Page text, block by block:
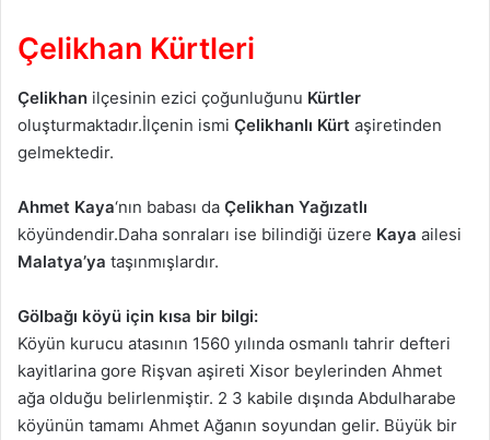
Çelikhan Kürtleri
Çelikhan ilçesinin ezici çoğunluğunu Kürtler
oluşturmaktadır.İlçenin ismi Çelikhanlı Kürt aşiretinden
gelmektedir.
Ahmet Kaya‘nın babası da Çelikhan Yağızatlı
köyündendir.Daha sonraları ise bilindiği üzere Kaya ailesi
Malatya’ya taşınmışlardır.
Gölbağı köyü için kısa bir bilgi:
Köyün kurucu atasının 1560 yılında osmanlı tahrir defteri
kayitlarina gore Rişvan aşireti Xisor beylerinden Ahmet
ağa olduğu belirlenmiştir. 2 3 kabile dışında Abdulharabe
köyünün tamamı Ahmet Ağanın soyundan gelir. Büyük bir